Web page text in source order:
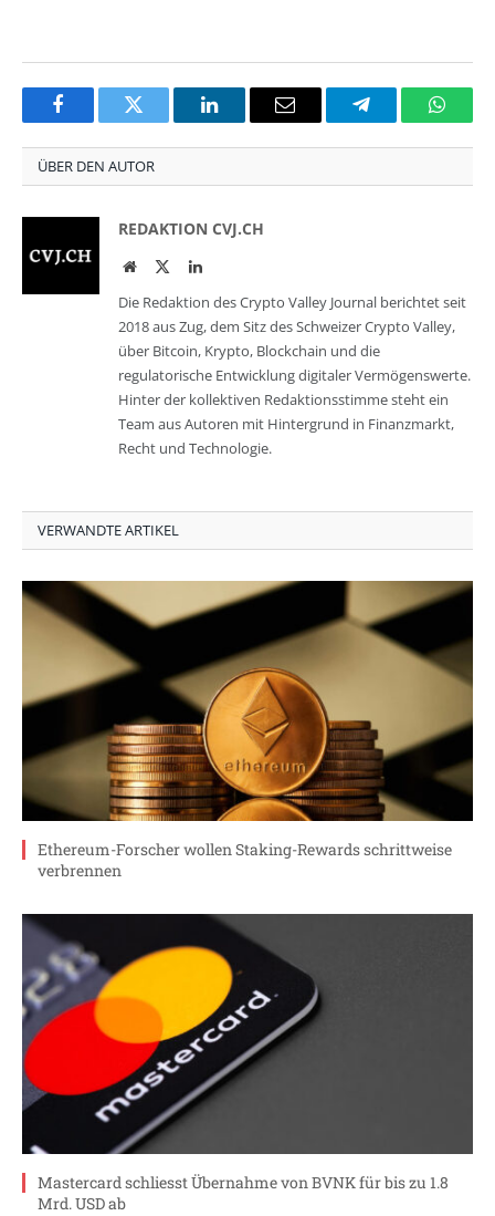
FacebookTwitter LinkedInEmail Telegram
ÜBER DEN AUTOR
REDAKTION CVJ.CH
WebsiteTwitterLinkedIn
Die Redaktion des Crypto Valley Journal berichtet seit
2018 aus Zug, dem Sitz des Schweizer Crypto Valley,
über Bitcoin, Krypto, Blockchain und die
regulatorische Entwicklung digitaler Vermögenswerte.
Hinter der kollektiven Redaktionsstimme steht ein
Team aus Autoren mit Hintergrund in Finanzmarkt,
Recht und Technologie.
VERWANDTE ARTIKEL
Ethereum-Forscher wollen Staking-Rewards schrittweise
verbrennen
Mastercard schliesst Übernahme von BVNK für bis zu 1.8
Mrd. USD ab